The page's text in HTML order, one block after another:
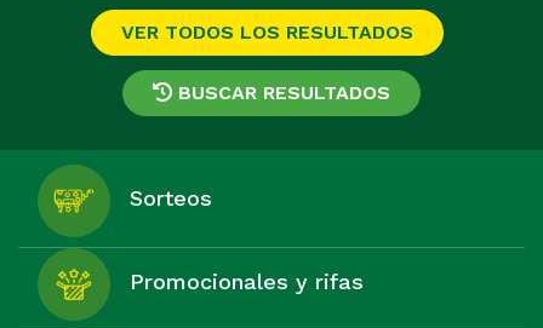
VER TODOS LOS RESULTADOS
BUSCAR RESULTADOS
Sorteos
Promocionales y rifas